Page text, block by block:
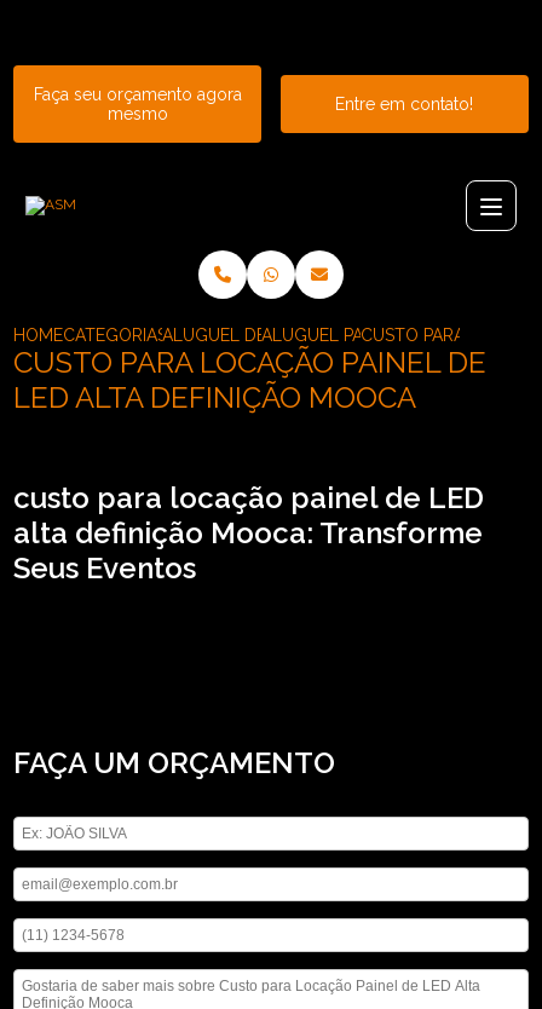
Faça seu orçamento agora
mesmo
Entre em contato!
HOMECATEGORIASALUGUEL DE PAINELALUGUEL PAINEL DE LED INDOOR
CUSTO PARA
CUSTO PARA LOCAÇÃO PAINEL DE
LED ALTA DEFINIÇÃO MOOCA
custo para locação painel de LED
alta definição Mooca: Transforme
Seus Eventos
FAÇA UM ORÇAMENTO